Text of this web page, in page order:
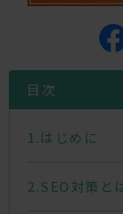
目次
はじめに
SEO対策と